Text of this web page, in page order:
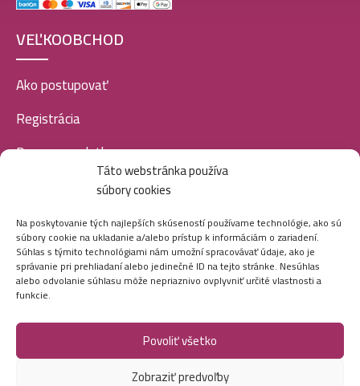
Táto webstránka používa
súbory cookies
Na poskytovanie tých najlepších skúseností používame technológie, ako sú
súbory cookie na ukladanie a/alebo prístup k informáciám o zariadení.
Súhlas s týmito technológiami nám umožní spracovávať údaje, ako je
správanie pri prehliadaní alebo jedinečné ID na tejto stránke. Nesúhlas
alebo odvolanie súhlasu môže nepriaznivo ovplyvniť určité vlastnosti a
funkcie.
Povoliť všetko
Zobraziť predvoľby
P1038
Luxure EDP women 100ml-Amber Story Desert Gold
– (Stephane Humbert – God of Fire) – P1036
Luxure EDP women 100ml-Riviera – (Christian Dior –
Dioriviera) – P1019
10,99€
Pura) – P1020
VEĽKOOBCHOD
Ako postupovať
Registrácia
Doprava a platba
SOCIÁLNE SIETE
Marei.sk - Všetky práva vyhradené - 2026
Vytvorila digitálna agentúraAmetica.